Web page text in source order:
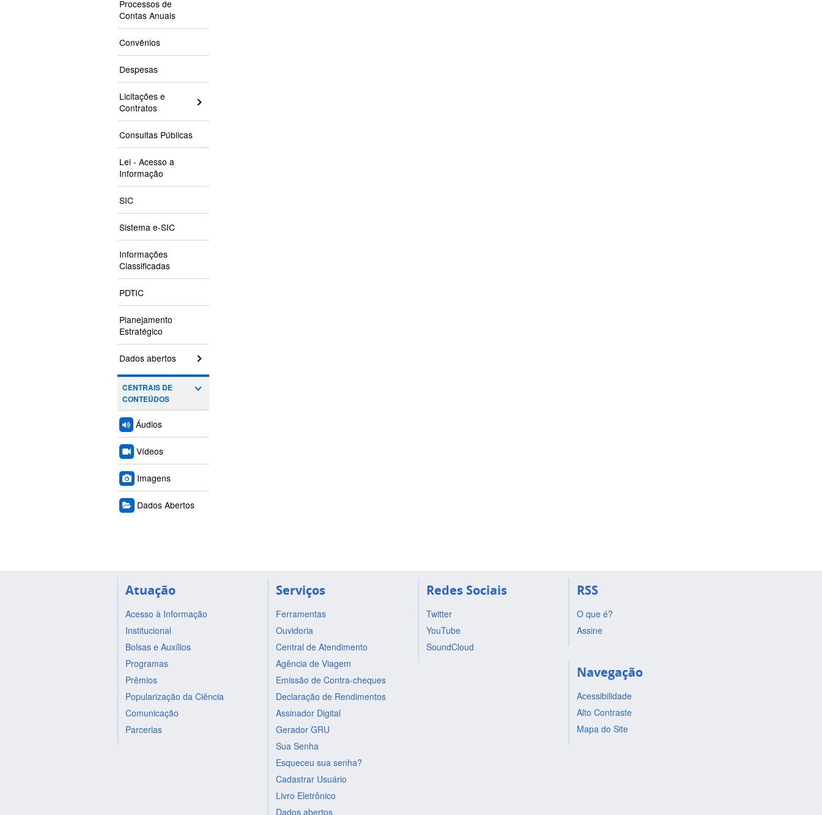
Processos de
Contas Anuais
Convênios
Despesas
Licitações e
Contratos
Consultas Públicas
Lei - Acesso a
Informação
SIC
Sistema e-SIC
Informações
Classificadas
PDTIC
Planejamento
Estratégico
Dados abertos
CENTRAIS DE
CONTEÚDOS
Áudios
Vídeos
Imagens
Dados Abertos
Atuação
Acesso à Informação
Institucional
Bolsas e Auxílios
Programas
Prêmios
Popularização da Ciência
Comunicação
Parcerias
Serviços
Ferramentas
Ouvidoria
Central de Atendimento
Agência de Viagem
Emissão de Contra-cheques
Declaração de Rendimentos
Assinador Digital
Gerador GRU
Sua Senha
Esqueceu sua senha?
Cadastrar Usuário
Livro Eletrônico
Dados abertos
Redes Sociais
Twitter
YouTube
SoundCloud
RSS
O que é?
Assine
Navegação
Acessibilidade
Alto Contraste
Mapa do Site